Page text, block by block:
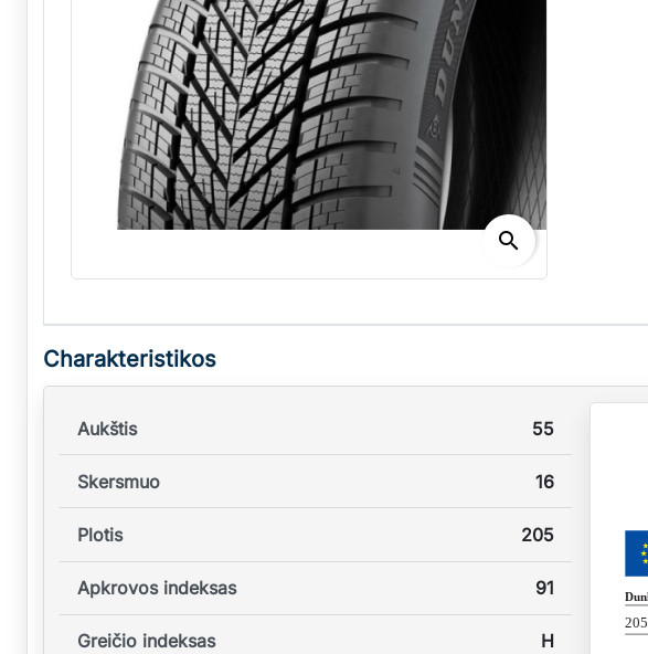
search
Charakteristikos
Aukštis 55
Skersmuo 16
Plotis 205
Apkrovos indeksas 91
Greičio indeksas H